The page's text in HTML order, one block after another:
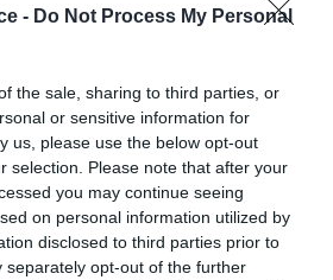
- Do Not Process My Personal
the sale, sharing to third parties, or
or sensitive information for
us, please use the below opt-out
selection. Please note that after your
you may continue seeing
on personal information utilized by
disclosed to third parties prior to
separately opt-out of the further